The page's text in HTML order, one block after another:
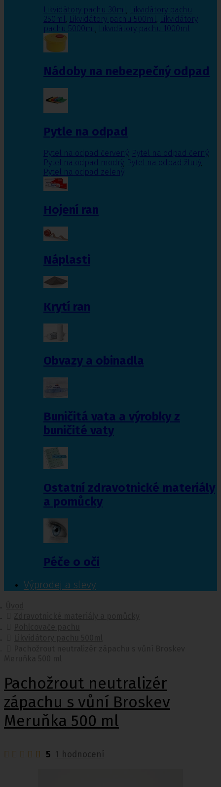
Likvidátory pachu 30ml, Likvidátory pachu
250ml, Likvidátory pachu 500ml, Likvidátory
pachu 5000ml, Likvidátory pachu 1000ml
Nádoby na nebezpečný odpad
Pytle na odpad
Pytel na odpad červený, Pytel na odpad černý,
Pytel na odpad modrý, Pytel na odpad žlutý,
Pytel na odpad zelený
Hojení ran
Náplasti
Krytí ran
Obvazy a obinadla
Buničitá vata a výrobky z
buničité vaty
Ostatní zdravotnické materiály
a pomůcky
Péče o oči
Výprodej a slevy
Pachožrout neutralizér
zápachu s vůní Broskev
Meruňka 500 ml
5 1 hodnocení